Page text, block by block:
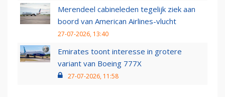
Merendeel cabineleden tegelijk ziek aan
boord van American Airlines-vlucht
27-07-2026, 13:40
Emirates toont interesse in grotere
variant van Boeing 777X
27-07-2026, 11:58